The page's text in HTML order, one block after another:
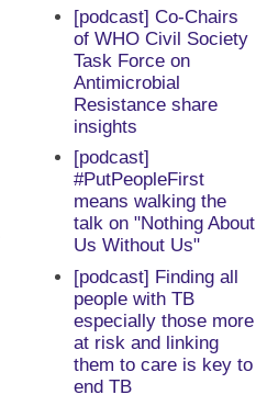
[podcast] Co-Chairs
of WHO Civil Society
Task Force on
Antimicrobial
Resistance share
insights
[podcast]
#PutPeopleFirst
means walking the
talk on "Nothing About
Us Without Us"
[podcast] Finding all
people with TB
especially those more
at risk and linking
them to care is key to
end TB